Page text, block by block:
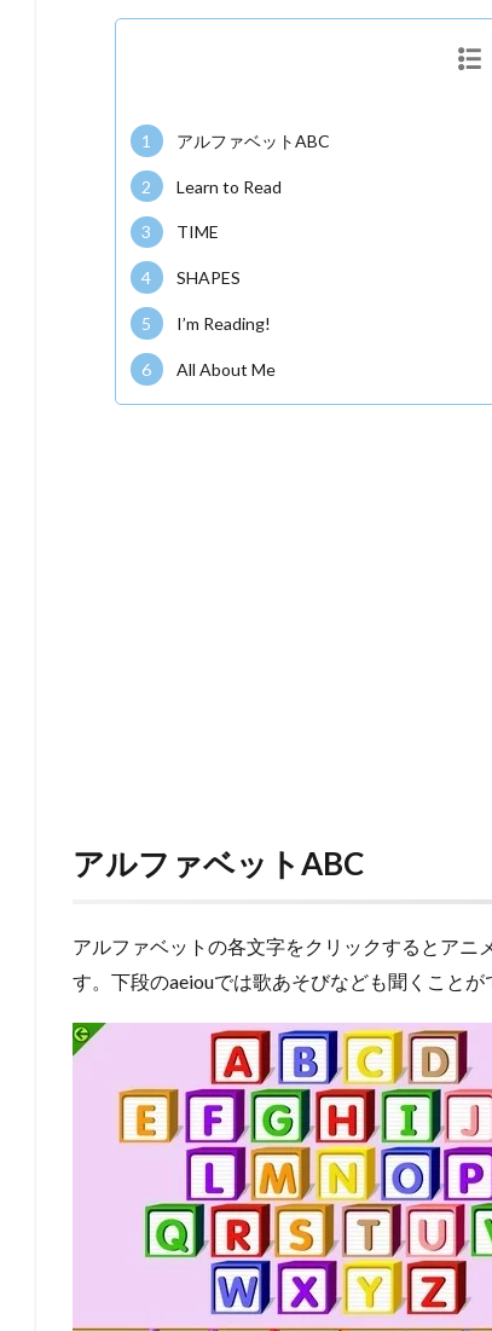
1 アルファベットABC
2 Learn to Read
3 TIME
4 SHAPES
5 I’m Reading!
6 All About Me
アルファベットABC
アルファベットの各文字をクリックするとアニ
す。下段のaeiouでは歌あそびなども聞くことが